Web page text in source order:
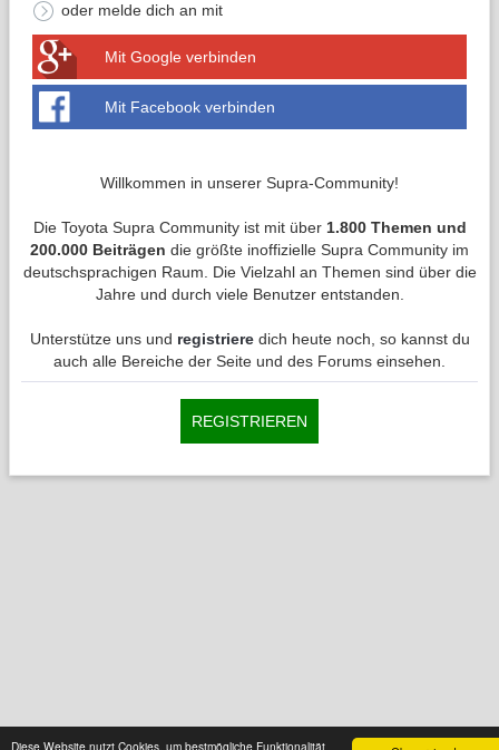
Diese Website nutzt Cookies, um bestmögliche Funktionalität
oder melde dich an mit
Mit Google verbinden
Mit Facebook verbinden
Willkommen in unserer Supra-Community!
Die Toyota Supra Community ist mit über 1.800 Themen und
200.000 Beiträgen die größte inoffizielle Supra Community im
deutschsprachigen Raum. Die Vielzahl an Themen sind über die
Jahre und durch viele Benutzer entstanden.
Unterstütze uns und registrieredich heute noch, so kannst du
auch alle Bereiche der Seite und des Forums einsehen.
REGISTRIEREN